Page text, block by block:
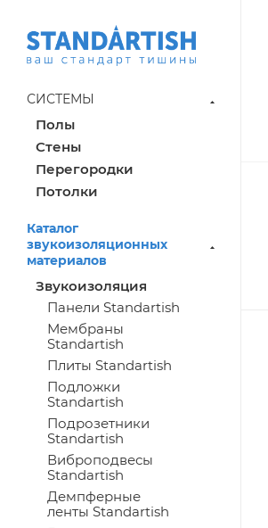
СИСТЕМЫ
Полы
Стены
Перегородки
Потолки
Каталог
звукоизоляционных
материалов
Звукоизоляция
Панели Standartish
Мембраны
Standartish
Плиты Standartish
Подложки
Standartish
Подрозетники
Standartish
Виброподвесы
Standartish
Демпферные
ленты Standartish